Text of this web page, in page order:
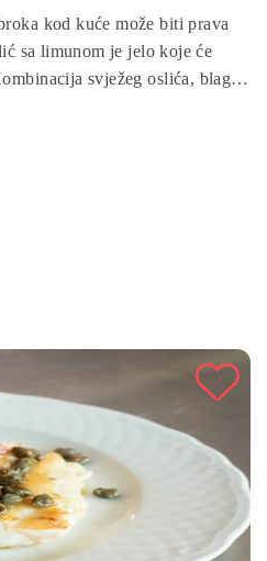
kod kuće može biti prava
sa limunom je jelo koje će
svježeg oslića, blage